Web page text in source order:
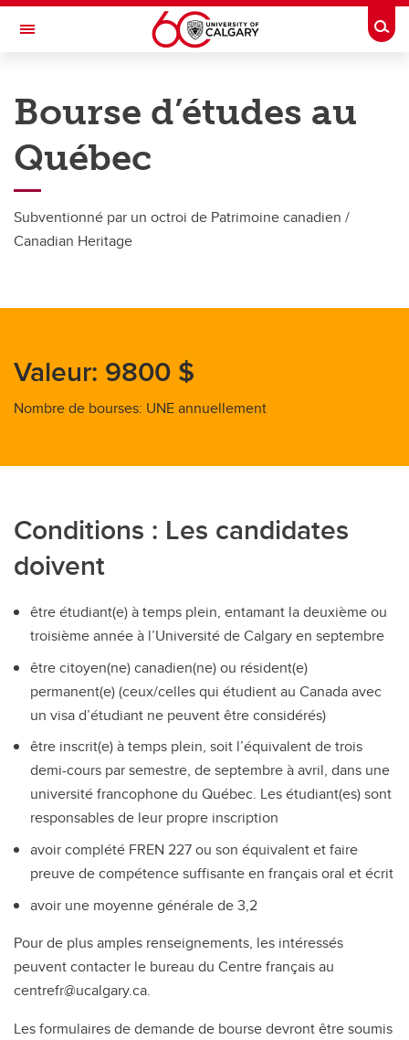
Skip to main content
Toggle Navigation
French Centre
Voyage au Québec
Voyage au Québec
Bourse d’études au Québec
Bourse d’études au
Québec
Subventionné par un octroi de Patrimoine canadien /
Canadian Heritage
Valeur: 9800 $
Nombre de bourses: UNE annuellement
Conditions : Les candidates
doivent
être étudiant(e) à temps plein, entamant la deuxième ou
troisième année à l’Université de Calgary en septembre
être citoyen(ne) canadien(ne) ou résident(e)
permanent(e) (ceux/celles qui étudient au Canada avec
un visa d’étudiant ne peuvent être considérés)
être inscrit(e) à temps plein, soit l’équivalent de trois
demi-cours par semestre, de septembre à avril, dans une
université francophone du Québec. Les étudiant(es) sont
responsables de leur propre inscription
avoir complété FREN 227 ou son équivalent et faire
preuve de compétence suffisante en français oral et écrit
avoir une moyenne générale de 3,2
Pour de plus amples renseignements, les intéressés
peuvent contacter le bureau du Centre français au
centrefr@ucalgary.ca.
Les formulaires de demande de bourse devront être soumis